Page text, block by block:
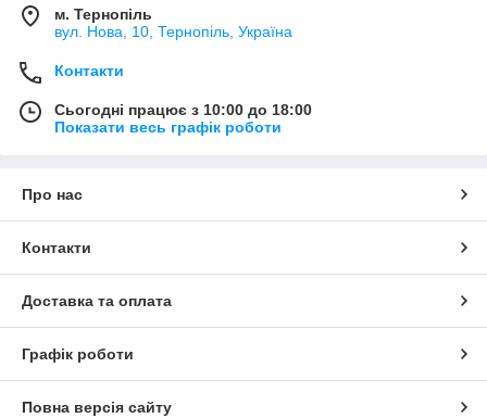
м. Тернопіль
вул. Нова, 10, Тернопіль, Україна
Контакти
Сьогодні працює з 10:00 до 18:00
Показати весь графік роботи
Про нас
Контакти
Доставка та оплата
Графік роботи
Повна версія сайту